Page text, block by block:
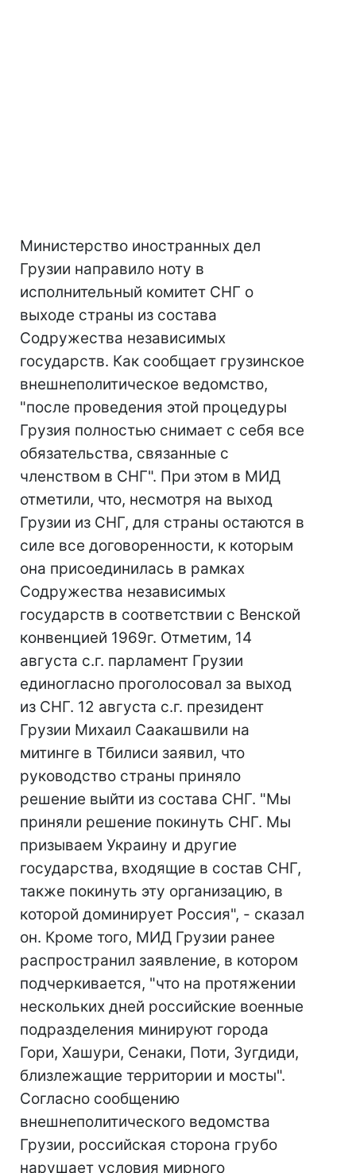
Министерство иностранных дел
Грузии направило ноту в
исполнительный комитет СНГ о
выходе страны из состава
Содружества независимых
государств. Как сообщает грузинское
внешнеполитическое ведомство,
"после проведения этой процедуры
Грузия полностью снимает с себя все
обязательства, связанные с
членством в СНГ". При этом в МИД
отметили, что, несмотря на выход
Грузии из СНГ, для страны остаются в
силе все договоренности, к которым
она присоединилась в рамках
Содружества независимых
государств в соответствии с Венской
конвенцией 1969г. Отметим, 14
августа с.г. парламент Грузии
единогласно проголосовал за выход
из СНГ. 12 августа с.г. президент
Грузии Михаил Саакашвили на
митинге в Тбилиси заявил, что
руководство страны приняло
решение выйти из состава СНГ. "Мы
приняли решение покинуть СНГ. Мы
призываем Украину и другие
государства, входящие в состав СНГ,
также покинуть эту организацию, в
которой доминирует Россия", - сказал
он. Кроме того, МИД Грузии ранее
распространил заявление, в котором
подчеркивается, "что на протяжении
нескольких дней российские военные
подразделения минируют города
Гори, Хашури, Сенаки, Поти, Зугдиди,
близлежащие территории и мосты".
Согласно сообщению
внешнеполитического ведомства
Грузии, российская сторона грубо
нарушает условия мирного